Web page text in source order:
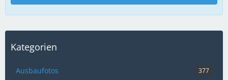
Kategorien
Ausbaufotos 377